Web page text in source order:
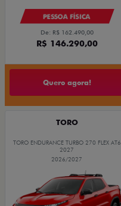
PESSOA FÍSICA
De: R$ 162.490,00
R$ 146.290,00
Quero agora!
TORO
TORO ENDURANCE TURBO 270 FLEX AT6
2027
2026/2027